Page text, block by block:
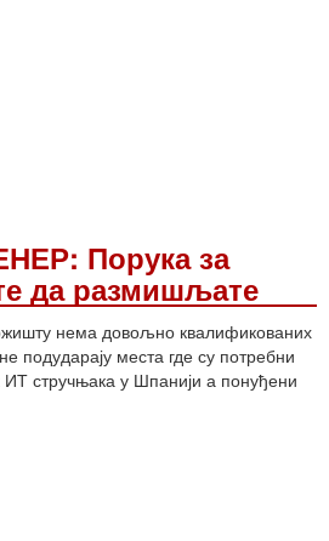
Порука за
да размишљате
нема довољно квалификованих
подударају места где су потребни
стручњака у Шпанији а понуђени